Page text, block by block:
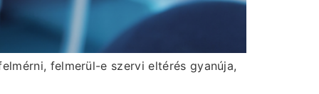
felmerül-e szervi eltérés gyanúja,